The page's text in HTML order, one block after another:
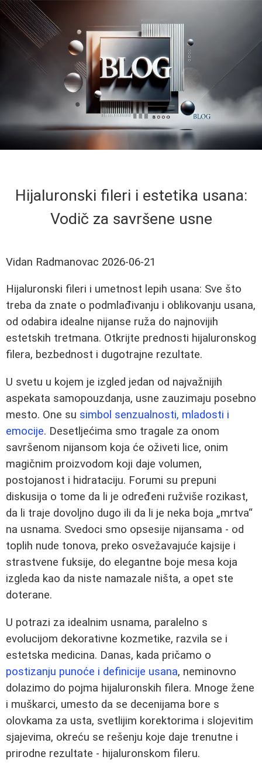
Hijaluronski fileri i estetika usana:
Vodič za savršene usne
Vidan Radmanovac 2026-06-21
Hijaluronski fileri i umetnost lepih usana: Sve što
treba da znate o podmlađivanju i oblikovanju usana,
od odabira idealne nijanse ruža do najnovijih
estetskih tretmana. Otkrijte prednosti hijaluronskog
filera, bezbednost i dugotrajne rezultate.
U svetu u kojem je izgled jedan od najvažnijih
aspekata samopouzdanja, usne zauzimaju posebno
mesto. One su simbol senzualnosti, mladosti i
emocije. Desetljećima smo tragale za onom
savršenom nijansom koja će oživeti lice, onim
magičnim proizvodom koji daje volumen,
postojanost i hidrataciju. Forumi su prepuni
diskusija o tome da li je određeni ružviše rozikast,
da li traje dovoljno dugo ili da li je neka boja „mrtva“
na usnama. Svedoci smo opsesije nijansama - od
toplih nude tonova, preko osvežavajuće kajsije i
strastvene fuksije, do elegantne boje mesa koja
izgleda kao da niste namazale ništa, a opet ste
doterane.
U potrazi za idealnim usnama, paralelno s
evolucijom dekorativne kozmetike, razvila se i
estetska medicina. Danas, kada pričamo o
postizanju punoće i definicije usana, neminovno
dolazimo do pojma hijaluronskih filera. Mnoge žene
i muškarci, umesto da se decenijama bore s
olovkama za usta, svetlijim korektorima i slojevitim
sjajevima, okreću se rešenju koje daje trenutne i
prirodne rezultate - hijaluronskom fileru.